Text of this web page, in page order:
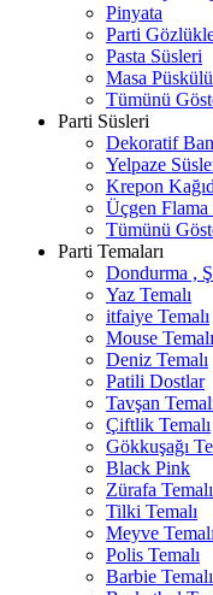
Pinyata
Parti
Pasta Süsleri
Masa Püskülü
Tümünü
Parti Süsleri
Dekoratif
Yelpaze
Krepon
Üçgen
Tümünü
Parti Temaları
Dondurma ,
Yaz Temalı
itfaiye Temalı
Mouse Temalı
Deniz Temalı
Patili Dostlar
Tavşan
Çiftlik Temalı
Gökkuşağı
Black Pink
Zürafa Temalı
Tilki Temalı
Meyve Temalı
Polis Temalı
Barbie Temalı